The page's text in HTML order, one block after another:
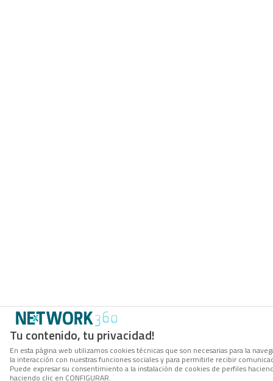
Tu contenido, tu privacidad!
En esta página web utilizamos cookies técnicas que son necesarias para la
la interacción con nuestras funciones sociales y para permitirle recibir
Puede expresar su consentimiento a la instalación de cookies de perfiles
haciendo clic en CONFIGURAR.